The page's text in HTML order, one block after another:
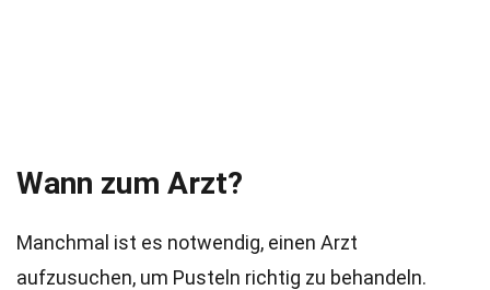
Wann zum Arzt?
Manchmal ist es notwendig, einen Arzt
aufzusuchen, um Pusteln richtig zu behandeln.